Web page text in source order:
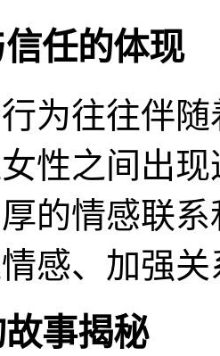
任的体现
为往往伴
性之间出
的情感联
感、加强
事揭秘